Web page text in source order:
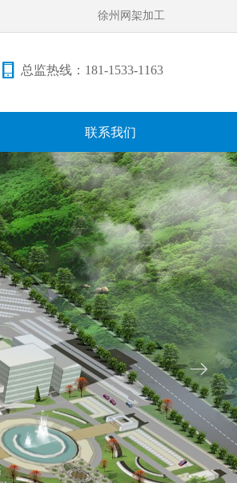
联系我们
联系我们
徐州网架加工
总监热线： 181-1533-1163
ꁹ